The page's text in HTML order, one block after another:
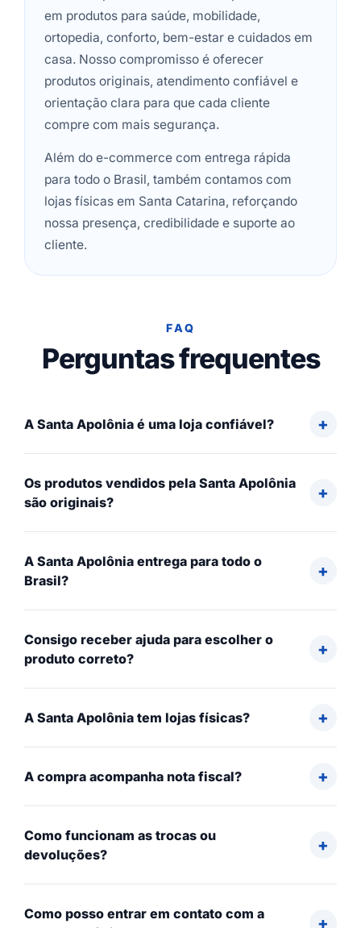
em produtos para saúde, mobilidade,
ortopedia, conforto, bem-estar e cuidados em
casa. Nosso compromisso é oferecer
produtos originais, atendimento confiável e
orientação clara para que cada cliente
compre com mais segurança.
Além do e-commerce com entrega rápida
para todo o Brasil, também contamos com
lojas físicas em Santa Catarina, reforçando
nossa presença, credibilidade e suporte ao
cliente.
FAQ
Perguntas frequentes
A Santa Apolônia é uma loja confiável?
Os produtos vendidos pela Santa Apolônia
são originais?
A Santa Apolônia entrega para todo o
Brasil?
Consigo receber ajuda para escolher o
produto correto?
A Santa Apolônia tem lojas físicas?
A compra acompanha nota fiscal?
Como funcionam as trocas ou
devoluções?
Como posso entrar em contato com a